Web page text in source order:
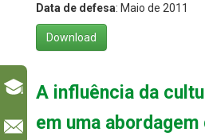
Data de defesa: Maio de 2011
Download
A influência da
em uma